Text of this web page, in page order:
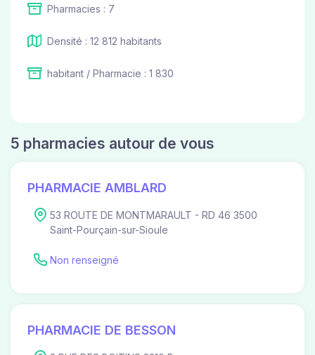
Pharmacies : 7
Densité : 12 812 habitants
habitant / Pharmacie : 1 830
5 pharmacies autour de vous
PHARMACIE AMBLARD
53 ROUTE DE MONTMARAULT - RD 46 3500
Saint-Pourçain-sur-Sioule
Non renseigné
PHARMACIE DE BESSON